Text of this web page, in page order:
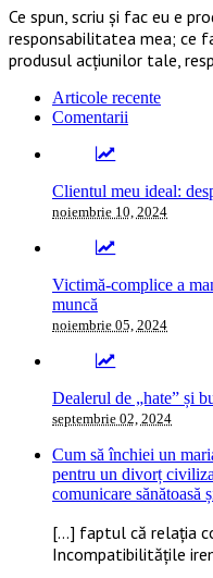
Ce spun, scriu și fac eu e
responsabilitatea mea; ce
produsul acțiunilor tale,
Articole recente
Comentarii
Clientul meu ideal:
noiembrie 10, 2024
Victimă-complice a
muncă
noiembrie 05, 2024
Dealerul de „hate” și
septembrie 02, 2024
Cum să închiei un
pentru un divorț
comunicare sănătoasă
[…] faptul că relația
Incompatibilitățile